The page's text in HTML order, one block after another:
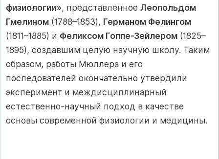
физиологии», представленное Леопольдом
Гмелином (1788–1853), Германом Фелингом
(1811–1885) и Феликсом Гоппе-Зейлером (1825–
1895), создавшим целую научную школу. Таким
образом, работы Мюллера и его
последователей окончательно утвердили
эксперимент и междисциплинарный
естественно-научный подход в качестве
основы современной физиологии и медицины.